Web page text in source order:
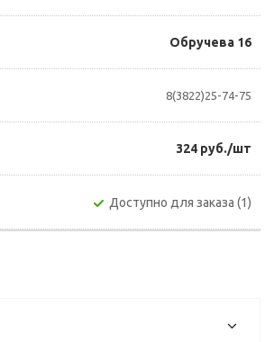
Обручева 16
8(3822)25-74-75
324 руб./шт
Доступно для заказа (1)